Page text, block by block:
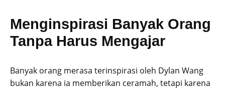
Menginspirasi Banyak Orang
Tanpa Harus Mengajar
Banyak orang merasa terinspirasi oleh Dylan Wang
bukan karena ia memberikan ceramah, tetapi karena